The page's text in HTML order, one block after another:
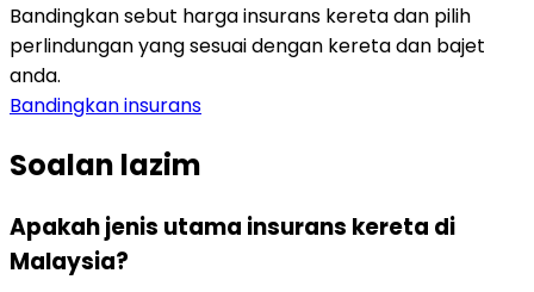
Bandingkan sebut harga insurans kereta dan pilih
perlindungan yang sesuai dengan kereta dan bajet
anda.
Bandingkan insurans
Soalan lazim
Apakah jenis utama insurans kereta di
Malaysia?